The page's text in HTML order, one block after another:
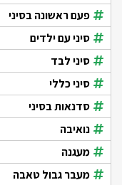
פעם ראשונה בסיני
סיני עם ילדים
סיני לבד
סיני כללי
סדנאות בסיני
נואיבה
מעגנה
מעבר גבול טאבה